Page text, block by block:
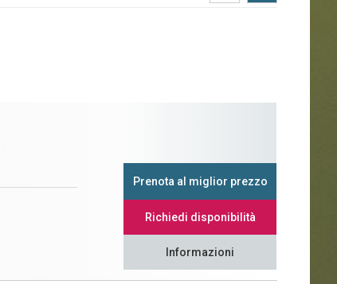
Prenota al miglior prezzo
Richiedi disponibilità
Informazioni